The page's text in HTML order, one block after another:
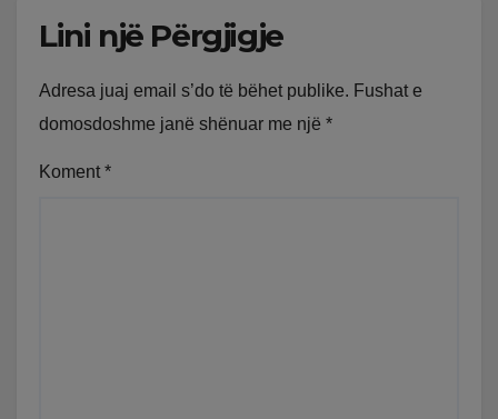
Lini një Përgjigje
Adresa juaj email s’do të bëhet publike. Fushat e
domosdoshme janë shënuar me një *
Koment *